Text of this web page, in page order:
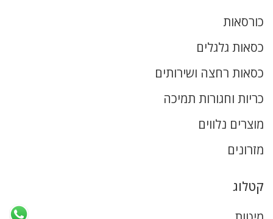
כורסאות
כסאות גלגלים
כסאות רחצה ושירותים
כריות וחגורות תמיכה
מוצרים נלווים
מזרונים
קטלוג